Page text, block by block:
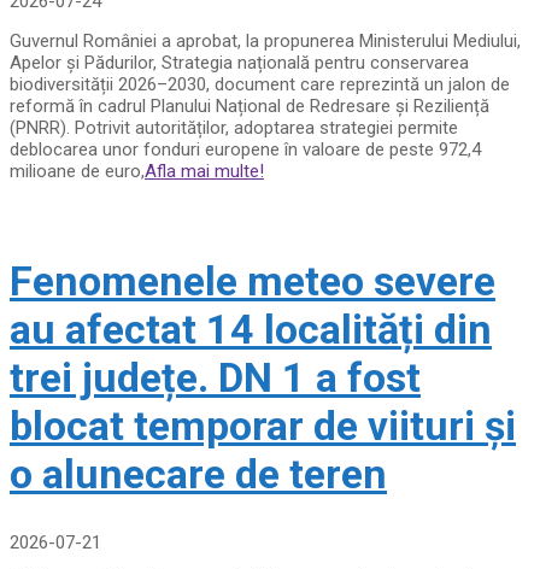
Guvernul României a aprobat, la propunerea Ministerului Mediului,
Apelor și Pădurilor, Strategia națională pentru conservarea
biodiversității 2026–2030, document care reprezintă un jalon de
reformă în cadrul Planului Național de Redresare și Reziliență
(PNRR). Potrivit autorităților, adoptarea strategiei permite
deblocarea unor fonduri europene în valoare de peste 972,4
milioane de euro,Afla mai multe!
Fenomenele meteo severe
au afectat 14 localități din
trei județe. DN 1 a fost
blocat temporar de viituri și
o alunecare de teren
2026-07-21